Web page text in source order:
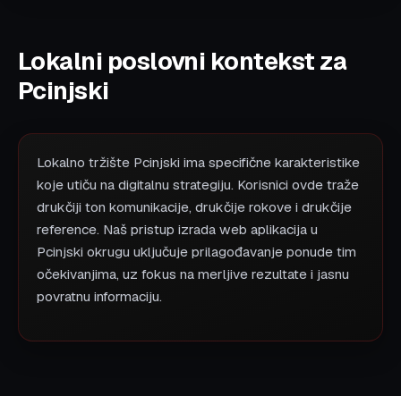
Lokalni poslovni kontekst za
Pcinjski
Lokalno tržište Pcinjski ima specifične karakteristike
koje utiču na digitalnu strategiju. Korisnici ovde traže
drukčiji ton komunikacije, drukčije rokove i drukčije
reference. Naš pristup izrada web aplikacija u
Pcinjski okrugu uključuje prilagođavanje ponude tim
očekivanjima, uz fokus na merljive rezultate i jasnu
povratnu informaciju.